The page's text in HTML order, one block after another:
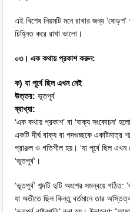
এই বিশেষ নিয়মটি মনে রাখার জন্য ‘ষোড়শ’
চিহ্নিত করে রাখা ভালো।
০৩। এক কথায় প্রকাশ করুন:
ক) যা পূর্বে ছিল এখন নেই
উত্তর: ভূতপূর্ব
ব্যাখ্যা:
‘এক কথায় প্রকাশ’ বা ‘বাক্য সংকোচন’
একটি দীর্ঘ বাক্য বা পদগুচ্ছকে একটিমাত্র
প্রাঞ্জল ও গতিশীল হয়। ‘যা পূর্বে ছিল
‘ভূতপূর্ব’।
‘ভূতপূর্ব’ শব্দটি দুটি অংশের সমন্বয়ে
যা অতীতে ছিল কিন্তু বর্তমানে তার